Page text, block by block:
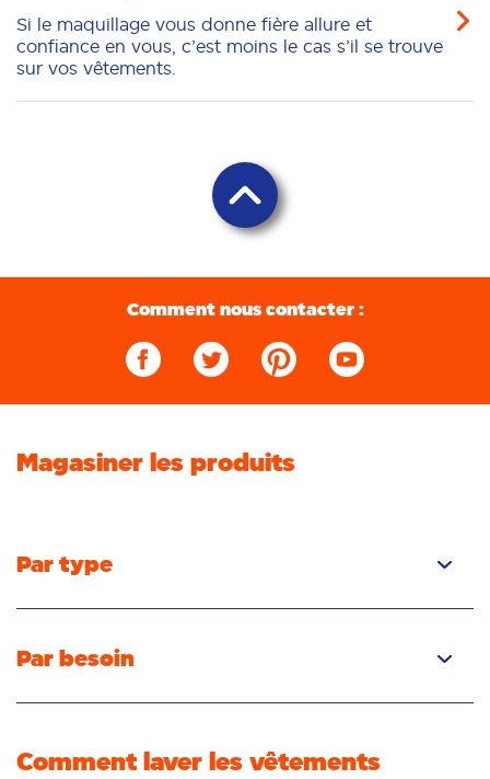
Si le maquillage vous donne fière allure et
confiance en vous, c’est moins le cas s’il se trouve
sur vos vêtements.
Retour en haut
Comment nous contacter :
Magasiner les produits
Par type
Poudre
Détachant
Par besoin
Fraîcheur/parfum
Comment laver les vêtements